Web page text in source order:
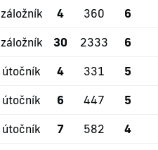
záložník 4 360 6
záložník 30 2333 6
útočník 4 331 5
útočník 6 447 5
útočník 7 582 4